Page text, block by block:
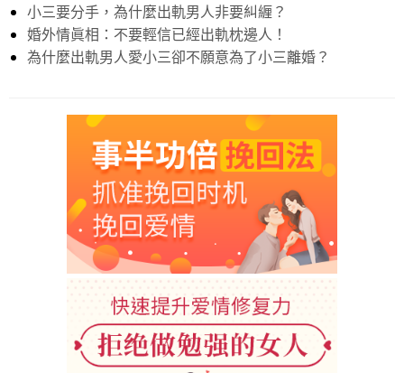
小三要分手，為什麼出軌男人非要糾緾？
婚外情眞相：不要輕信已經出軌枕邊人！
為什麼出軌男人愛小三卻不願意為了小三離婚？